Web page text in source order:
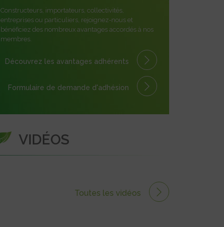
Constructeurs, importateurs, collectivités,
entreprises ou particuliers, rejoignez-nous et
bénéficiez des nombreux avantages accordés à nos
membres.
Découvrez les avantages adhérents
Formulaire de demande d'adhésion
VIDÉOS
Toutes les vidéos